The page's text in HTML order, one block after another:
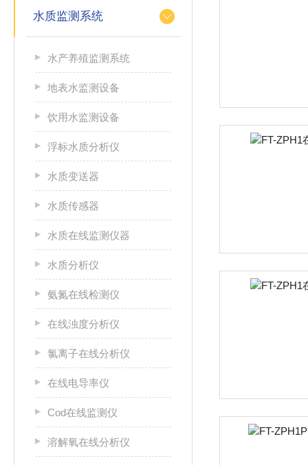
水质监测系统
水产养殖监测系统
地表水监测设备
饮用水监测设备
浮标水质分析仪
水质变送器
水质传感器
水质在线监测仪器
水质分析仪
氨氮在线检测仪
在线浊度分析仪
氯离子在线分析仪
在线电导率仪
Cod在线监测仪
溶解氧在线分析仪